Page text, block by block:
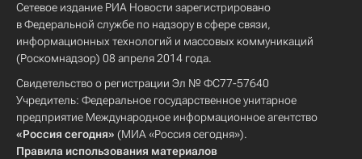
Сетевое издание РИА Новости зарегистрировано
в Федеральной службе по надзору в сфере связи,
информационных технологий и массовых коммуникаций
(Роскомнадзор) 08 апреля 2014 года.
Свидетельство о регистрации Эл № ФС77-57640
Учредитель: Федеральное государственное унитарное
предприятие Международное информационное агентство
«Россия сегодня» (МИА «Россия сегодня»).
Правила использования материалов